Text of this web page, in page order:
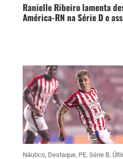
Ranielle Ribeiro lamenta
América-RN na Série D e
Náutico, Destaque, PE, Série B,